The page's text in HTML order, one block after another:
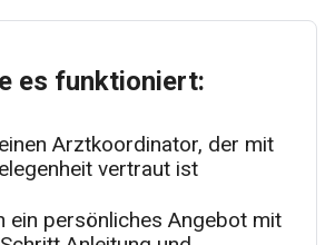
es funktioniert:
Arztkoordinator, der mit
vertraut ist
ein persönliches Angebot mit